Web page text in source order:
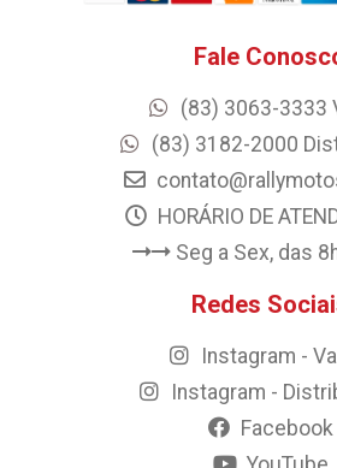
Fale
(83) 3063-3333
(83) 3182-2000
HORÁRIO DE
Seg a Sex, das
Redes
Instagram -
Instagram -
Facebook